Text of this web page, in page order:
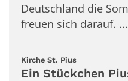
Deutschland die
freuen sich darauf. ...
Kirche St. Pius:
Ein Stückchen